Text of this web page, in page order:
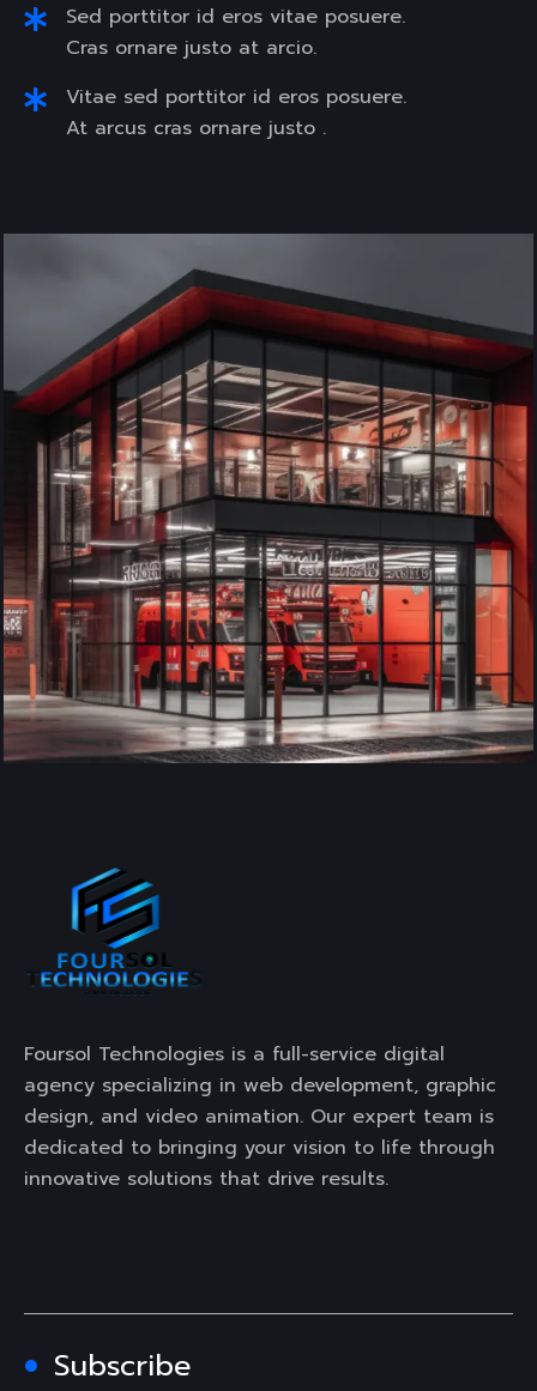
Sed porttitor id eros vitae posuere.
Cras ornare justo at arcio.
Vitae sed porttitor id eros posuere.
At arcus cras ornare justo .
Foursol Technologies is a full-service digital
agency specializing in web development, graphic
design, and video animation. Our expert team is
dedicated to bringing your vision to life through
innovative solutions that drive results.
Subscribe